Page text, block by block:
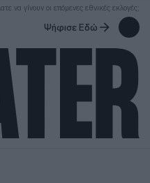
να γίνουν οι επόμενες εθνικές εκλογές;
Ψήφισε Εδώ